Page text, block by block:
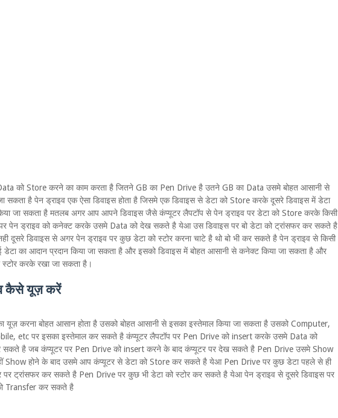
को Store करने का काम करता है जितने GB का Pen Drive है उतने GB का Data उसमे बोहत आसानी से
सकता है पेन ड्राइव एक ऐसा डिवाइस होता है जिसमे एक डिवाइस से डेटा को Store करके दूसरे डिवाइस में डेटा
जा सकता है मतलब अगर आप आपने डिवाइस जैसे कंप्यूटर लैपटॉप से पेन ड्राइव पर डेटा को Store करके किसी
पर पेन ड्राइव को कनेक्ट करके उसमे Data को देख सकते है येआ उस डिवाइस पर बो डेटा को ट्रांसफर कर सकते है
दूसरे डिवाइस से अगर पेन ड्राइव पर कुछ डेटा को स्टोर करना चाटे है थो बो भी कर सकते है पेन ड्राइव से किसी
डेटा का आदान प्रदान किया जा सकता है और इसको डिवाइस में बोहत आसानी से कनेक्ट किया जा सकता है और
स्टोर करके रखा जा सकता है।
कैसे यूज़ करें
यूज़ करना बोहत आसान होता है उसको बोहत आसानी से इसका इस्तेमाल किया जा सकता है उसको Computer,
etc पर इसका इस्तेमाल कर सकते है कंप्यूटर लैपटॉप पर Pen Drive को insert करके उसमे Data को
सकते है जब कंप्यूटर पर Pen Drive को insert करने के बाद कंप्यूटर पर देख सकते है Pen Drive उसमे Show
Show होने के बाद उसमे आप कंप्यूटर से डेटा को Store कर सकते है येआ Pen Drive पर कुछ डेटा पहले से ही
पर ट्रांसफर कर सकते है Pen Drive पर कुछ भी डेटा को स्टोर कर सकते है येआ पेन ड्राइव से दूसरे डिवाइस पर
Transfer कर सकते है